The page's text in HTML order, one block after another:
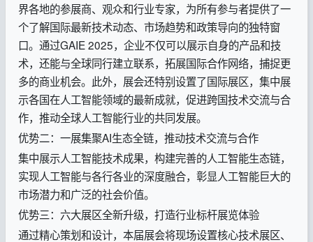
界各地的参展商、观众和行业专家，为所有参与者提供了一
个了解国际最新技术动态、市场趋势和政策导向的独特窗
口。通过GAIE 2025，企业不仅可以展示自身的产品和技
术，还能与全球同行建立联系，拓展国际合作网络，捕捉更
多的商业机会。此外，展会还特别设置了国际展区，集中展
示各国在人工智能领域的最新成就，促进跨国技术交流与合
作，推动全球人工智能行业的共同发展。
优势二：一展集聚AI生态全链，推动技术交流与合作
集中展示人工智能技术成果，构建完善的人工智能生态链，
实现人工智能与各行各业的深度融合，彰显人工智能巨大的
市场潜力和广泛的社会价值。
优势三：六大展区全新升级，打造行业标杆展览体验
通过精心策划和设计，本届展会将现场设置核心技术展区、